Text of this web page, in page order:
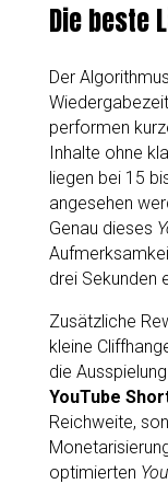
Die beste
Der
performen
Inhalte ohne
liegen bei 15
angesehen
Genau dieses
drei Sekunden
Zusätzliche
kleine
die
YouTube
Reichweite,
optimierten